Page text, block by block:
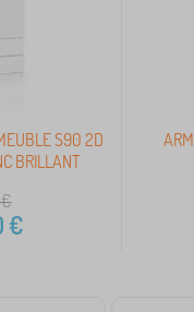
S90 2D
BRILLANT
€